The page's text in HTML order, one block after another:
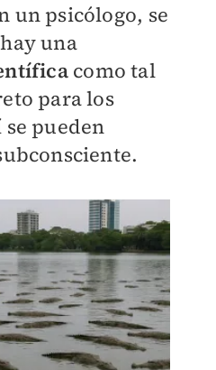
un psicólogo, se
una
como tal
para los
se pueden